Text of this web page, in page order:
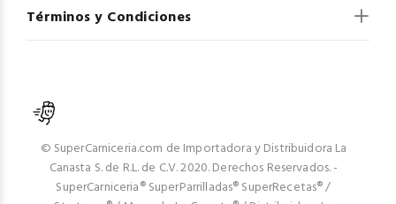
Términos y Condiciones
© SuperCarniceria.com de Importadora y Distribuidora La
Canasta S. de R.L. de C.V. 2020. Derechos Reservados. -
SuperCarniceria® SuperParrilladas® SuperRecetas® /